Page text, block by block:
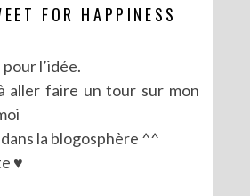
FOR HAPPINESS
l’idée.
aller faire un tour sur mon
la blogosphère ^^
♥